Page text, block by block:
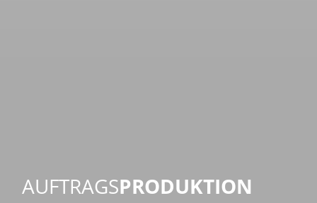
AUFTRAGS­PRODUKTION